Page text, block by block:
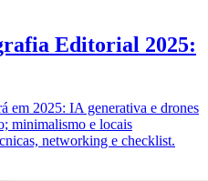
Editorial 2025:
em 2025: IA generativa e drones
minimalismo e locais
networking e checklist.